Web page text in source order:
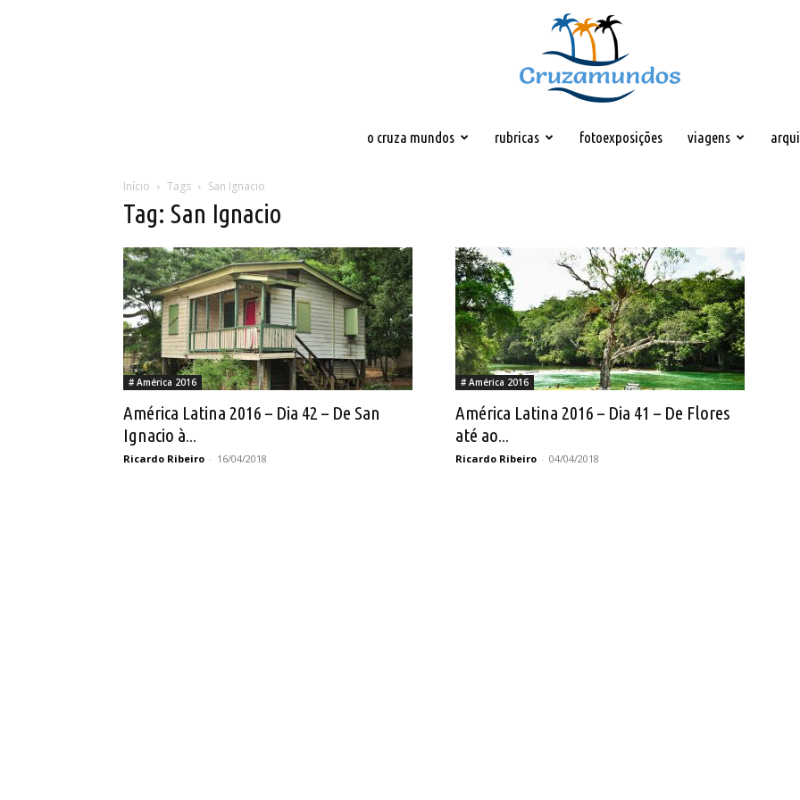
o cruza mundos rubricas fotoexposições viagens
Início Tags San Ignacio
Tag: San Ignacio
# América 2016
América Latina 2016 – Dia 42 – De San
Ignacio à...
Ricardo Ribeiro - 16/04/2018
# América 2016
América Latina 2016 – Dia 41 – De Flores
até ao...
Ricardo Ribeiro - 04/04/2018